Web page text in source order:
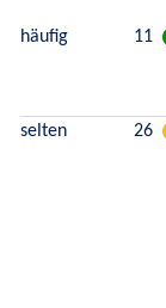
häufig 11
selten 26